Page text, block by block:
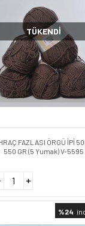
TÜKENDI
FAZLASI ÖRGÜ İPİ
550 GR (5 Yumak) V-5595
%24